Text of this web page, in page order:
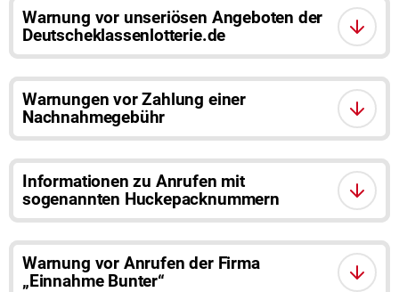
Warnung vor unseriösen Angeboten der
Deutscheklassenlotterie.de
Warnungen vor Zahlung einer
Nachnahmegebühr
Informationen zu Anrufen mit
sogenannten Huckepacknummern
Warnung vor Anrufen der Firma
„Einnahme Bunter“